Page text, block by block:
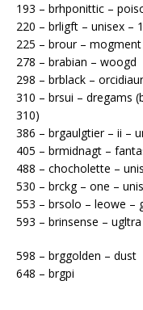
193 – brhponittic –
220 – brligft – unisex – 1
225 – brour –
278 – brabian – woogd
298 – brblack –
310 – brsui – dregams
310)
386 – brgaulgtier – ii –
405 – brmidnagt –
488 – chocholette –
530 – brckg – one –
553 – brsolo – leowe –
593 – brinsense –
598 – brggolden – dust
648 – brgpi